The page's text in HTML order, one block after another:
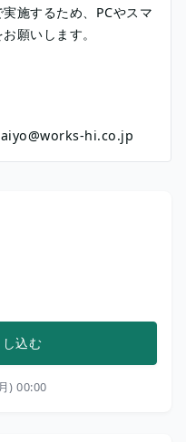
施するため、PCやスマ
願いします。
hi.co.jp
込む
) 00:00